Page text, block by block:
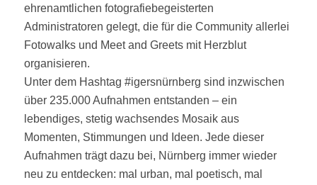
ehrenamtlichen fotografiebegeisterten
Administratoren gelegt, die für die Community allerlei
Fotowalks und Meet and Greets mit Herzblut
organisieren.
Unter dem Hashtag #igersnürnberg sind inzwischen
über 235.000 Aufnahmen entstanden – ein
lebendiges, stetig wachsendes Mosaik aus
Momenten, Stimmungen und Ideen. Jede dieser
Aufnahmen trägt dazu bei, Nürnberg immer wieder
neu zu entdecken: mal urban, mal poetisch, mal